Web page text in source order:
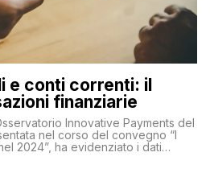
e conti correnti: il
finanziarie
Innovative Payments del
nel corso del convegno “I
2024”, ha evidenziato i dati
2024 relativamente alle